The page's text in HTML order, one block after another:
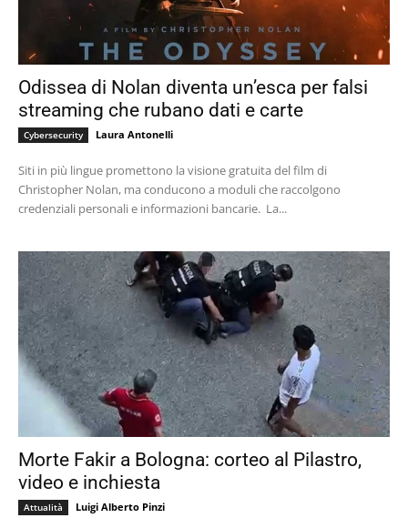
Odissea di Nolan diventa un’esca per falsi
streaming che rubano dati e carte
Cybersecurity Laura Antonelli
Siti in più lingue promettono la visione gratuita del film di
Christopher Nolan, ma conducono a moduli che raccolgono
credenziali personali e informazioni bancarie. La...
Morte Fakir a Bologna: corteo al Pilastro,
video e inchiesta
Attualità Luigi Alberto Pinzi